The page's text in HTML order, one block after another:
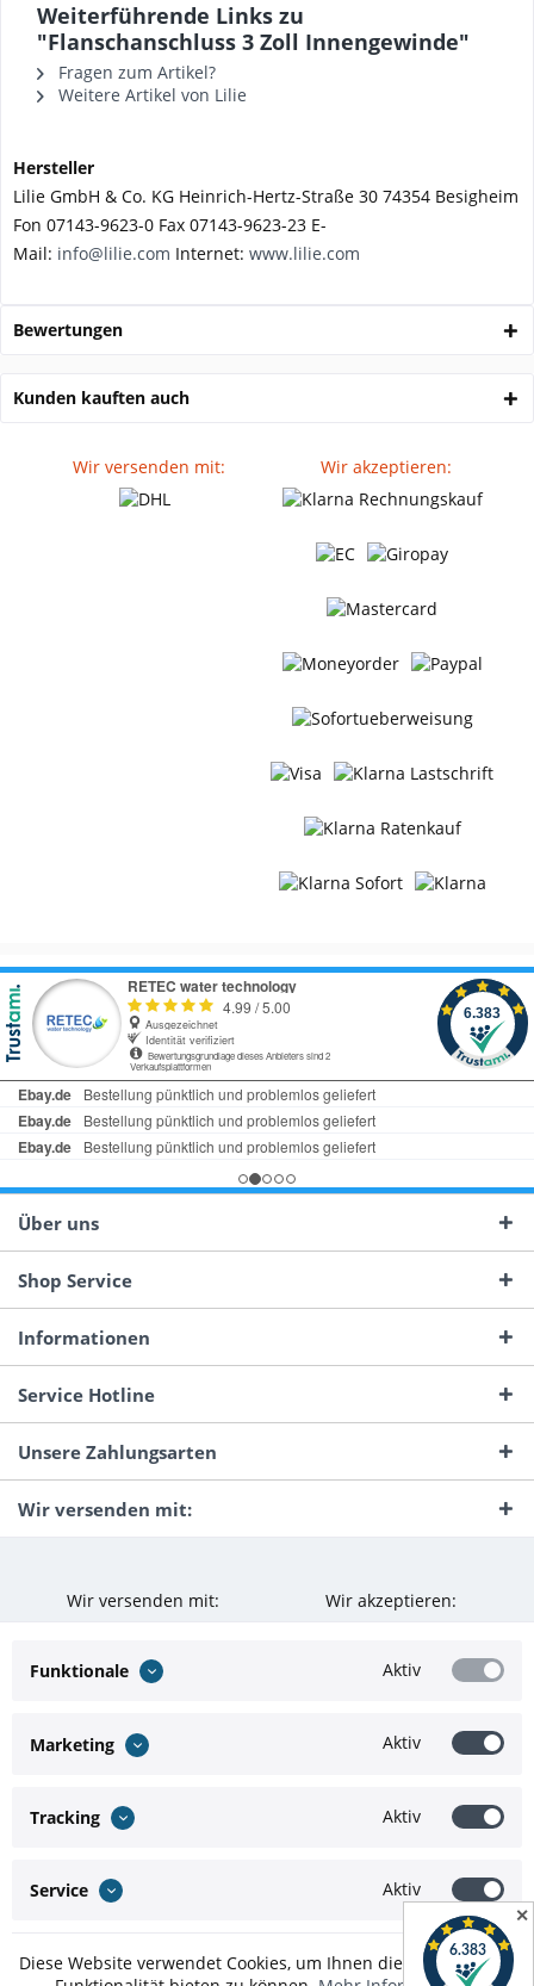
Weiterführende Links zu
"Flanschanschluss 3 Zoll Innengewinde"
Fragen zum Artikel?
Weitere Artikel von Lilie
Hersteller
Lilie GmbH & Co. KG Heinrich-Hertz-Straße 30 74354 Besigheim
Fon 07143-9623-0 Fax 07143-9623-23 E-
Mail: info@lilie.com Internet: www.lilie.com
Bewertungen
Kunden kauften auch
✕
Wir versenden mit: Wir akzeptieren:
Über uns
Shop Service
Informationen
Service Hotline
Unsere Zahlungsarten
Wir versenden mit:
Wir versenden mit: Wir akzeptieren:
Funktionale Aktiv
Marketing Aktiv
Tracking Aktiv
Service Aktiv
Diese Website verwendet Cookies, um Ihnen die bestmögliche